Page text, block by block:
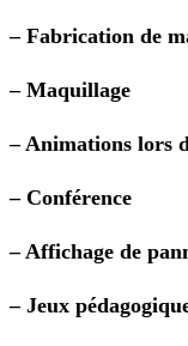
– Fabrication de
– Maquillage
– Animations lors
– Conférence
– Affichage de
– Jeux